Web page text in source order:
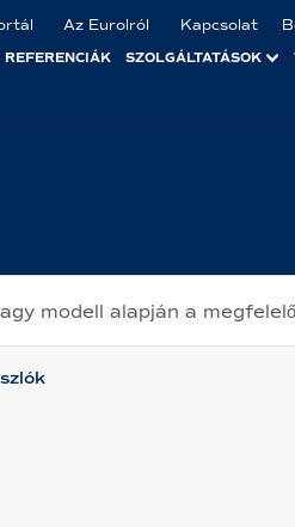
Az Eurolról Kapcsolat
REFERENCIÁK SZOLGÁLTATÁSOK
modell alapján a